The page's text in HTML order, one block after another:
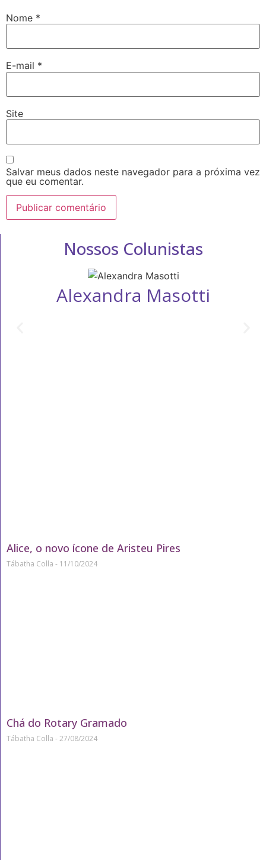
Nome *
E-mail *
Site
Salvar meus dados neste navegador para a próxima vez
que eu comentar.
Nossos Colunistas
Alexandra Masotti
Alice, o novo ícone de Aristeu Pires
Tábatha Colla 11/10/2024
Chá do Rotary Gramado
Tábatha Colla 27/08/2024